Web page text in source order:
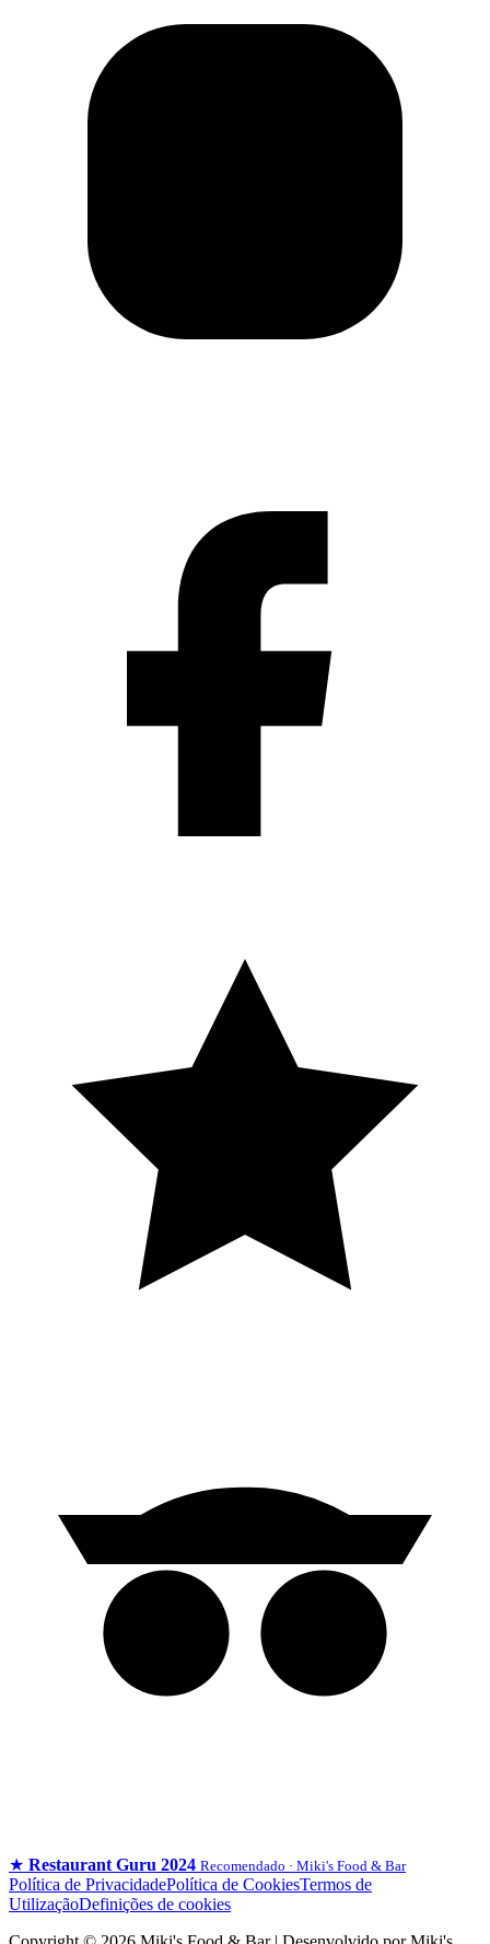
★ Restaurant Guru 2024 Recomendado · Miki's Food & Bar
Política de PrivacidadePolítica de CookiesTermos de
UtilizaçãoDefinições de cookies